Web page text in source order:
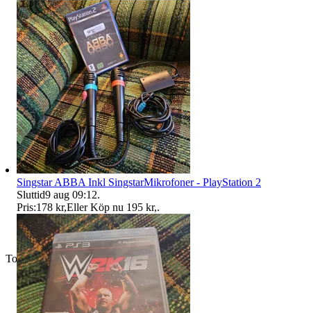
Toppsäljare
Singstar ABBA Inkl SingstarMikrofoner - PlayStation 2
Sluttid9 aug 09:12.
Pris:178 kr,Eller Köp nu 195 kr,.